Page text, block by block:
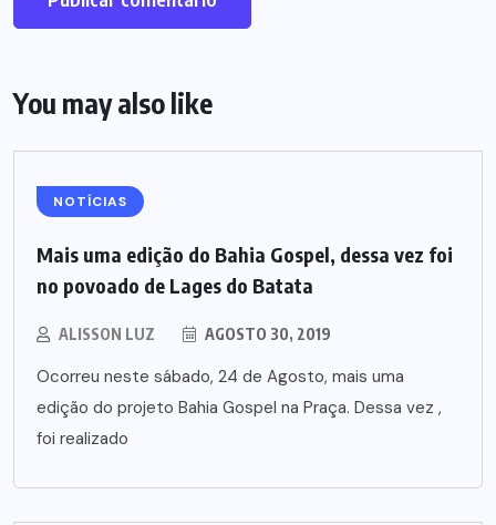
You may also like
NOTÍCIAS
Mais uma edição do Bahia Gospel, dessa vez foi
no povoado de Lages do Batata
ALISSON LUZ AGOSTO 30, 2019
Ocorreu neste sábado, 24 de Agosto, mais uma
edição do projeto Bahia Gospel na Praça. Dessa vez ,
foi realizado